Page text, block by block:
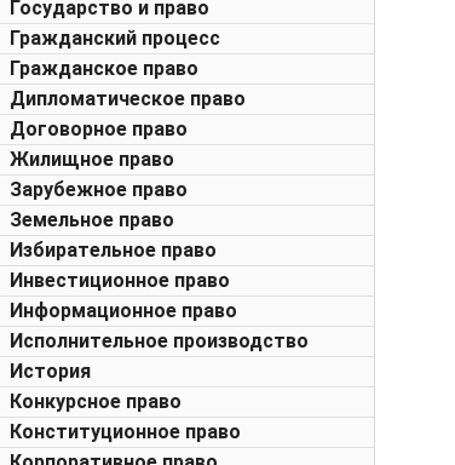
Государство и право
Гражданский процесс
Гражданское право
Дипломатическое право
Договорное право
Жилищное право
Зарубежное право
Земельное право
Избирательное право
Инвестиционное право
Информационное право
Исполнительное производство
История
Конкурсное право
Конституционное право